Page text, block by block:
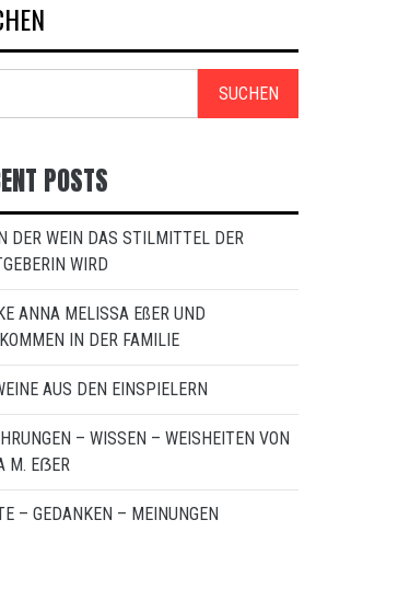
SUCHEN
POSTS
DER WEIN DAS STILMITTEL DER
WIRD
ANNA MELISSA EßER UND
IN DER FAMILIE
AUS DEN EINSPIELERN
– WISSEN – WEISHEITEN VON
M. EẞER
– GEDANKEN – MEINUNGEN